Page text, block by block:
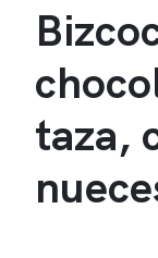
taza,